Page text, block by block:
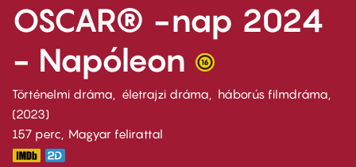
OSCAR® -nap 2024
- Napóleon
Történelmi dráma életrajzi dráma
háborús filmdráma
2023
157 perc,
Magyar felirattal